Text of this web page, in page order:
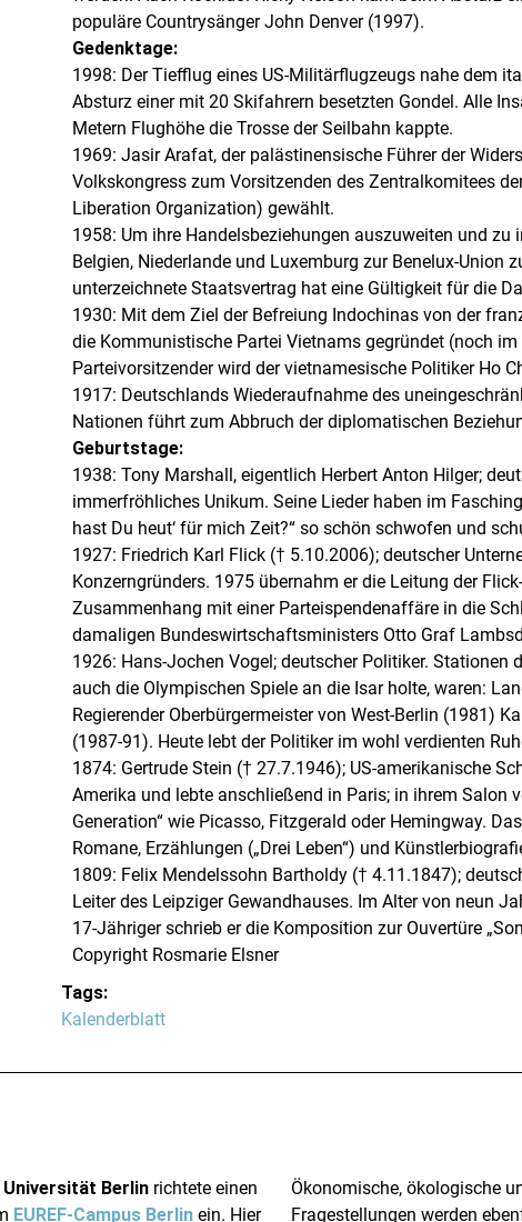
populäre Countrysänger John Denver (1997).
Gedenktage:
1998: Der Tiefflug eines US-Militärflugzeugs nahe dem
Absturz einer mit 20 Skifahrern besetzten Gondel. Alle
Metern Flughöhe die Trosse der Seilbahn kappte.
1969: Jasir Arafat, der palästinensische Führer der
Volkskongress zum Vorsitzenden des Zentralkomitees
Liberation Organization) gewählt.
1958: Um ihre Handelsbeziehungen auszuweiten und
Belgien, Niederlande und Luxemburg zur Benelux-Union
unterzeichnete Staatsvertrag hat eine Gültigkeit für die
1930: Mit dem Ziel der Befreiung Indochinas von der
die Kommunistische Partei Vietnams gegründet (noch
Parteivorsitzender wird der vietnamesische Politiker Ho
1917: Deutschlands Wiederaufnahme des
Nationen führt zum Abbruch der diplomatischen
Geburtstage:
1938: Tony Marshall, eigentlich Herbert Anton Hilger;
immerfröhliches Unikum. Seine Lieder haben im
hast Du heut‘ für mich Zeit?“ so schön schwofen und
1927: Friedrich Karl Flick († 5.10.2006); deutscher
Konzerngründers. 1975 übernahm er die Leitung der
Zusammenhang mit einer Parteispendenaffäre in die
damaligen Bundeswirtschaftsministers Otto Graf
1926: Hans-Jochen Vogel; deutscher Politiker. Stationen
auch die Olympischen Spiele an die Isar holte, waren:
Regierender Oberbürgermeister von West-Berlin (1981)
(1987-91). Heute lebt der Politiker im wohl verdienten
1874: Gertrude Stein († 27.7.1946); US-amerikanische
Amerika und lebte anschließend in Paris; in ihrem Salon
Generation“ wie Picasso, Fitzgerald oder Hemingway.
Romane, Erzählungen („Drei Leben“) und
1809: Felix Mendelssohn Bartholdy († 4.11.1847);
Leiter des Leipziger Gewandhauses. Im Alter von neun
17-Jähriger schrieb er die Komposition zur Ouvertüre
Copyright Rosmarie Elsner
Tags:
Kalenderblatt
Universität Berlinrichtete einen
EUREF-Campus Berlinein. Hier
Ökonomische, ökologische
Fragestellungen werden